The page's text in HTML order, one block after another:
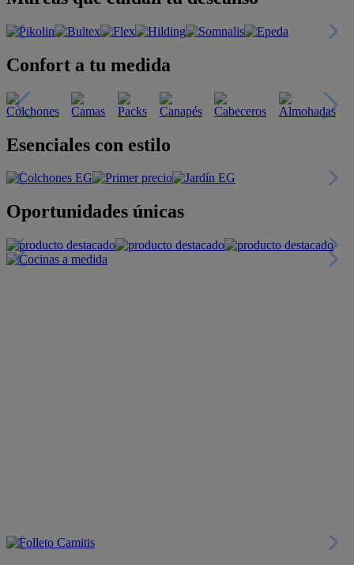
Confort a tu medida
Esenciales con estilo
Oportunidades únicas